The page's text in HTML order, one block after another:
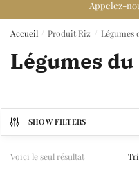
Appelez-
Accueil Produit Riz Légumes
Légumes
SHOW FILTERS
Voici le seul résultat